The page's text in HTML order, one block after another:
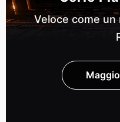
Veloce come un